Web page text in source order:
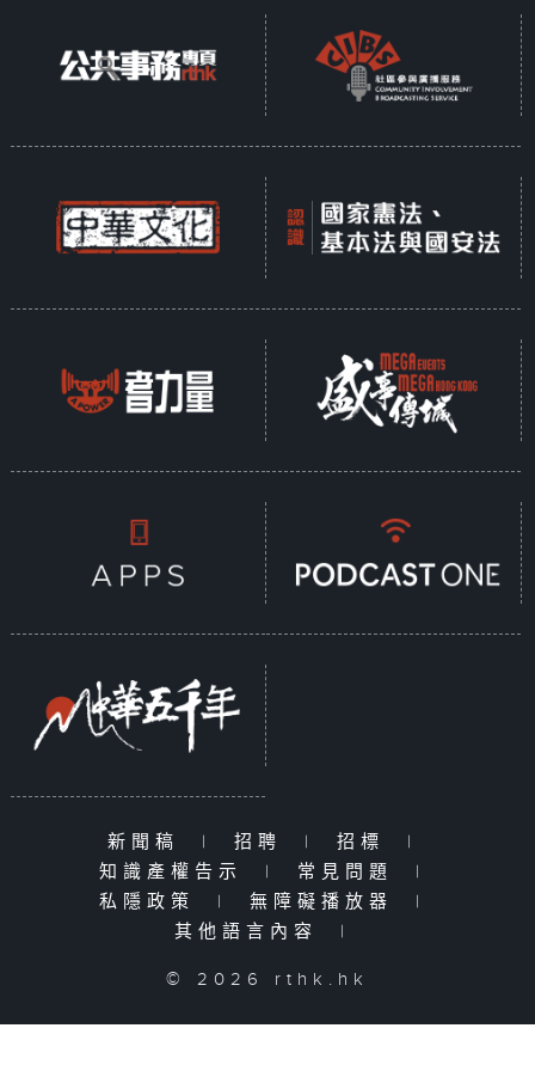
新聞稿 | 招聘 | 招標
|
知識產權告示
| 常見問題
|
私隱政策
| 無障礙播放器
|
其他語言內容
|
© 2026 rthk.hk